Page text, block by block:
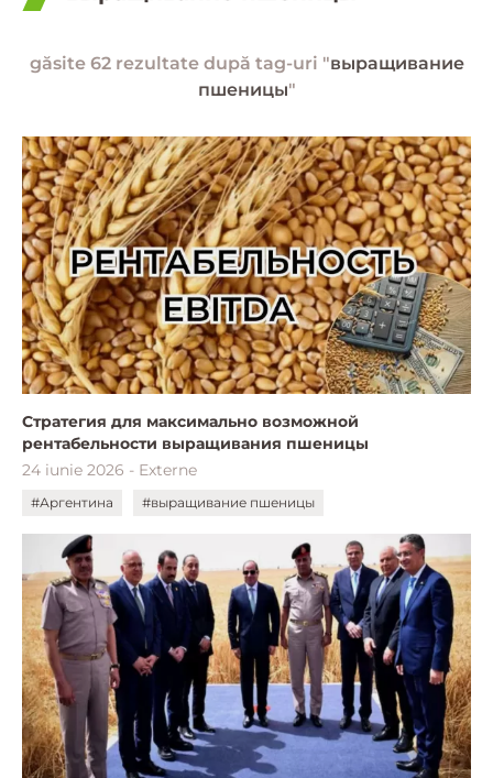
găsite 62 rezultate după tag-uri "выращивание
пшеницы"
Стратегия для максимально возможной
рентабельности выращивания пшеницы
24 iunie 2026 - Externe
#Аргентина #выращивание пшеницы